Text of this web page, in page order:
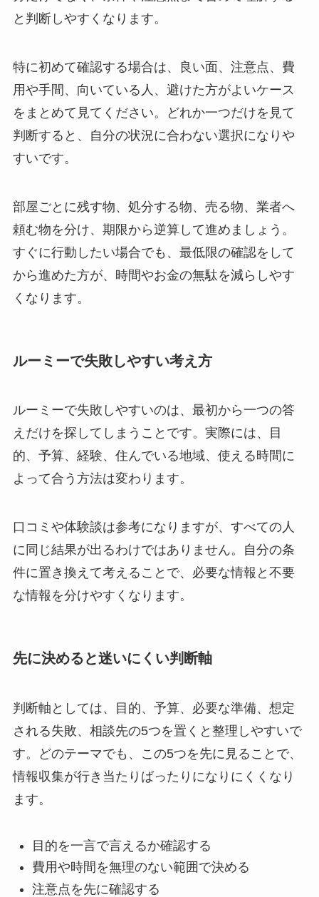
と判断しやすくなります。
特に初めて確認する場合は、
良い面、注意点、費
用や手間、向いている人、避けた方がよいケース
をまとめて見てください。どれか一つだけを見て
判断すると、自分の状況に合わない選択になりや
すいです。
部屋ごとに残す物、処分する物、売る物、業者へ
頼む物を分け、期限から逆算して進めましょう。
すぐに行動したい場合でも、最低限の確認をして
から進めた方が、時間やお金の無駄を減らしやす
くなります。
ルーミーで失敗しやすい考え方
ルーミーで失敗しやすいのは、最初から一つの答
えだけを探してしまうことです。実際には、目
的、予算、経験、住んでいる地域、使える時間に
よって合う方法は変わります。
口コミや体験談は参考になりますが、すべての人
に同じ結果が出るわけではありません。
自分の条
件に置き換えて考える ことで、必要な情報と不要
な情報を分けやすくなります。
先に決めると迷いにくい判断軸
判断軸としては、目的、予算、必要な準備、想定
される失敗、相談先の5つを置くと整理しやすいで
す。どのテーマでも、この5つを先に見ることで、
情報収集が行き当たりばったりになりにくくなり
ます。
目的を一言で言えるか確認する
費用や時間 を無理のない範囲で決める
注意点 を先に確認する